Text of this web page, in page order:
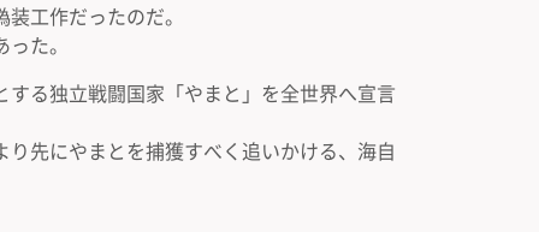
工作だったのだ。
た。
る独立戦闘国家「やまと」を全世界へ宣言
先にやまとを捕獲すべく追いかける、海自